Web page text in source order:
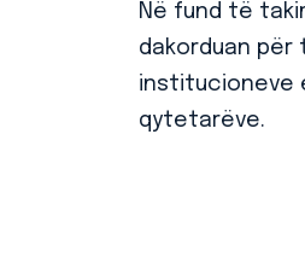
Në fund të
dakorduan për
institucioneve
qytetarëve.